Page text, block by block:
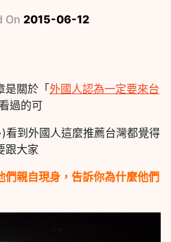
On 2015-06-12
是關於「外國人認為一定要來台
過的可
到外國人這麼推薦台灣都覺得
跟大家
們親自現身，告訴你為什麼他們